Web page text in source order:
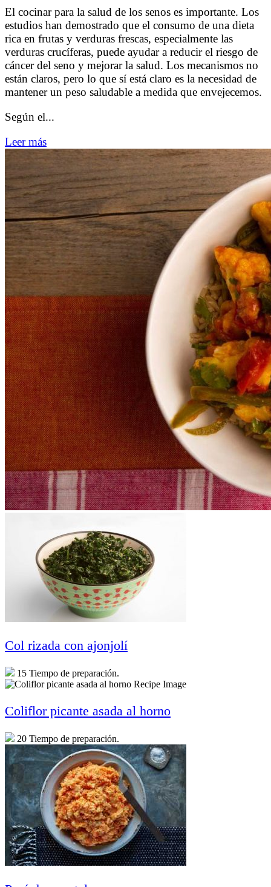
El cocinar para la salud de los senos es importante. Los
estudios han demostrado que el consumo de una dieta
rica en frutas y verduras frescas, especialmente las
verduras crucíferas, puede ayudar a reducir el riesgo de
cáncer del seno y mejorar la salud. Los mecanismos no
están claros, pero lo que sí está claro es la necesidad de
mantener un peso saludable a medida que envejecemos.
Según el...
Leer más
Col rizada con ajonjolí
15 Tiempo de preparación.
Coliflor picante asada al horno
20 Tiempo de preparación.